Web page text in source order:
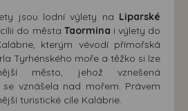
jsou lodní výlety na Liparské
do města Taormina i výlety do
kterým vévodí přímořská
Tyrhénského moře a těžko si lze
město, jehož vznešená
vznášela nad mořem. Právem
turistické cíle Kalábrie.